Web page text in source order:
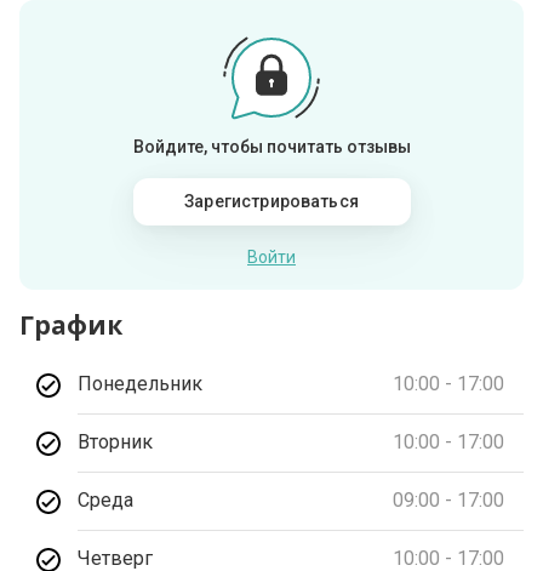
Войдите, чтобы почитать отзывы
Зарегистрироваться
Войти
График
Понедельник 10:00 - 17:00
Вторник 10:00 - 17:00
Среда 09:00 - 17:00
Четверг 10:00 - 17:00